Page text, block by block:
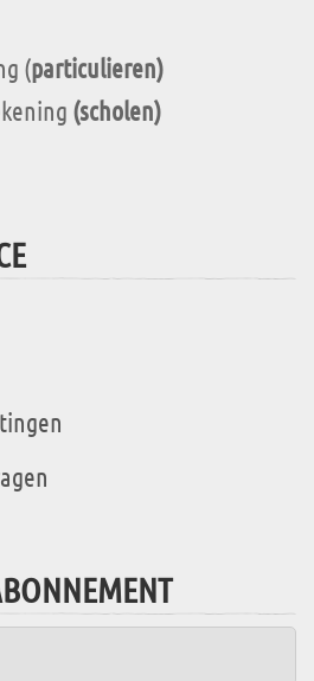
(particulieren)
(scholen)